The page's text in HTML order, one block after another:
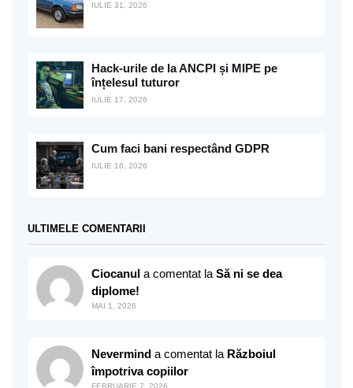
IULIE 31, 2026
Hack-urile de la ANCPI și MIPE pe
înțelesul tuturor
IULIE 17, 2026
Cum faci bani respectând GDPR
IULIE 16, 2026
ULTIMELE COMENTARII
Ciocanul a comentat la Să ni se dea
diplome!
MAI 1, 2026
Nevermind a comentat la Războiul
împotriva copiilor
FEBRUARIE 7, 2026